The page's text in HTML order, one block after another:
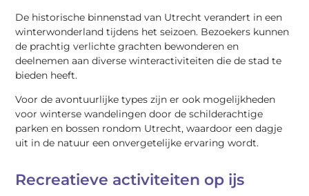
De historische binnenstad van Utrecht verandert in een
winterwonderland tijdens het seizoen. Bezoekers kunnen
de prachtig verlichte grachten bewonderen en
deelnemen aan diverse winteractiviteiten die de stad te
bieden heeft.
Voor de avontuurlijke types zijn er ook mogelijkheden
voor winterse wandelingen door de schilderachtige
parken en bossen rondom Utrecht, waardoor een dagje
uit in de natuur een onvergetelijke ervaring wordt.
Recreatieve activiteiten op ijs